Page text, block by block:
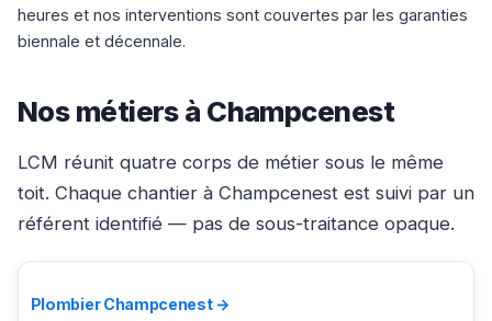
heures et nos interventions sont couvertes par les garanties
biennale et décennale.
Nos métiers à Champcenest
LCM réunit quatre corps de métier sous le même
toit. Chaque chantier à Champcenest est suivi par un
référent identifié — pas de sous-traitance opaque.
Plombier Champcenest →